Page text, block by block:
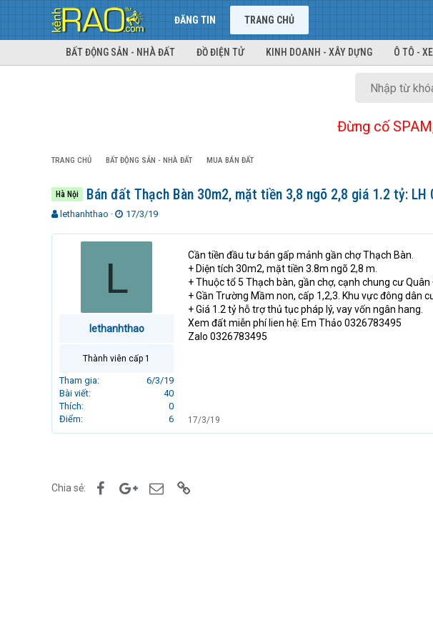
ĐĂNG TIN TRANG CHỦ
BẤT ĐỘNG SẢN - NHÀ ĐẤT ĐỒ ĐIỆN TỬ KINH DOANH - XÂY DỰNG Ô TÔ -
Đừng cố
TRANG CHỦ BẤT ĐỘNG SẢN - NHÀ ĐẤT MUA BÁN ĐẤT
Hà Nội Bán đất Thạch Bàn 30m2, mặt tiền 3,8 ngõ 2,8 giá 1.2 tỷ: LH
Tlethanhthao
N
à
i
17/3/19
L
lethanhthao
Thành viên cấp 1
Tham gia
6/3/19
Bài viết
40
Thích
0
Điểm
6
Cần tiền đầu tư bán gấp mảnh gần chợ Thạch Bàn.
+ Diện tích 30m2, mặt tiền 3.8m ngõ 2,8 m.
+ Thuộc tổ 5 Thạch bàn, gần chợ, cạnh chung cư
+ Gần Trường Mầm non, cấp 1,2,3. Khu vực đông dân
+ Giá 1.2 tỷ hỗ trợ thủ tục pháp lý, vay vốn ngân hang.
Xem đất miễn phí lien hệ: Em Thảo 0326783495
Zalo 0326783495
17/3/19
Chia sẻ: FacebookGoogle+Email